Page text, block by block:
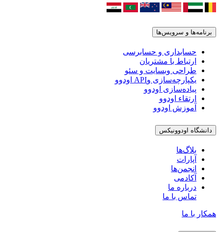
برنامه‌ها و سرویس‌ها
حسابداری و حسابرسی
ارتباط با مشتریان
طراحی وبسایت و سئو
یکپارچه‌سازی وAPI اودوو
پیاده‌سازی اودوو
ارتقاء اودوو
آموزش اودوو
دانشگاه اودوونیکس
بلاگ‌ها
آپارات
انجمن‌ها
آکادمی
درباره ما
تماس با ما
همکار با ما